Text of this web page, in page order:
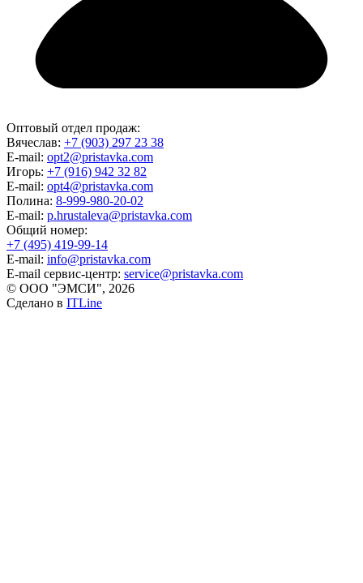
Оптовый отдел продаж:
Вячеслав: +7 (903) 297 23 38
E-mail: opt2@pristavka.com
Игорь: +7 (916) 942 32 82
E-mail: opt4@pristavka.com
Полина: 8-999-980-20-02
E-mail: p.hrustaleva@pristavka.com
Общий номер:
+7 (495) 419-99-14
E-mail: info@pristavka.com
E-mail сервис-центр: service@pristavka.com
© ООО "ЭМСИ", 2026
Сделано в ITLine